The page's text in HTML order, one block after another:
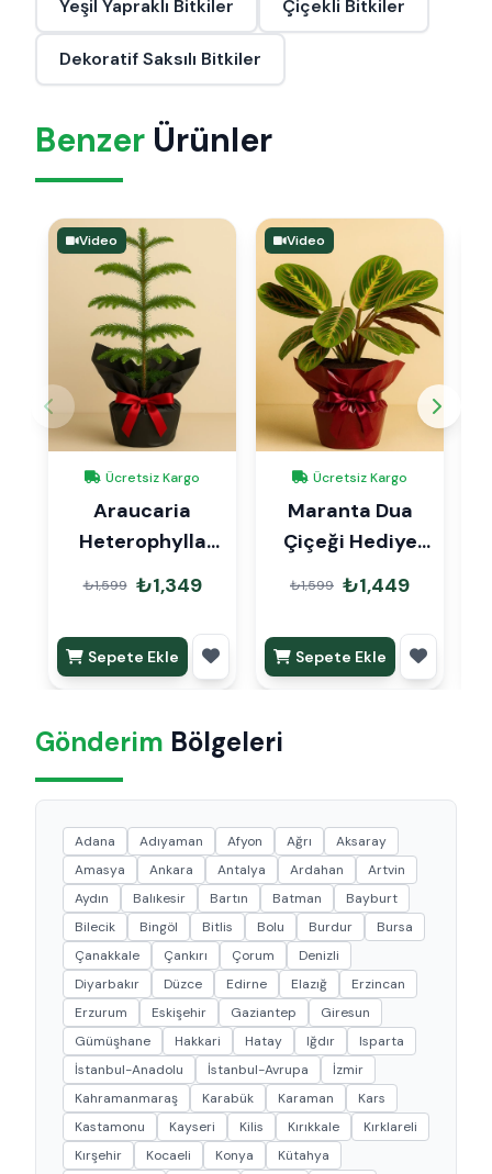
Yeşil Yapraklı Bitkiler Çiçekli Bitkiler
Dekoratif Saksılı Bitkiler
Benzer Ürünler
Video
Ücretsiz Kargo
Araucaria
Heterophylla
Arokarya Çam
45cm Hediye
Paketli
₺1,599 ₺1,349
Sepete Ekle
Video
Ücretsiz Kargo
Maranta Dua
Çiçeği Hediye
Paketli
₺1,599 ₺1,449
Sepete Ekle
Gönderim Bölgeleri
Adana Adıyaman Afyon Ağrı
Aksaray
Amasya
Ankara Antalya Ardahan
Artvin
Aydın
Balıkesir Bartın Batman
Bayburt
Bilecik
Bingöl Bitlis Bolu Burdur
Bursa
Çanakkale
Çankırı Çorum
Denizli
Diyarbakır
Düzce Edirne Elazığ
Erzincan
Erzurum
Eskişehir Gaziantep
Giresun
Gümüşhane
Hakkari Hatay Iğdır
Isparta
İstanbul-Anadolu
İstanbul-Avrupa
İzmir
Kahramanmaraş
Karabük Karaman
Kars
Kastamonu
Kayseri Kilis Kırıkkale
Kırklareli
Kırşehir
Kocaeli Konya
Kütahya